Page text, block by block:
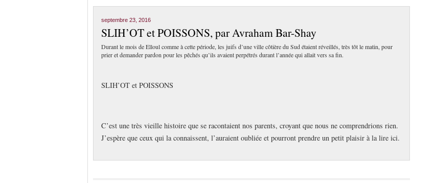
septembre 23, 2016
SLIH’OT et POISSONS, par Avraham Bar-Shay
Durant le mois de Elloul comme à cette période, les juifs d’une ville côtière du Sud étaient réveillés, très tôt le matin, pour
prier et demander pardon pour les pêchés qu’ils avaient perpétrés durant l’année qui allait vers sa fin.
SLIH’OT et POISSONS
C’est une très vieille histoire que se racontaient nos parents, croyant que nous ne comprendrions rien.
J’espère que ceux qui la connaissent, l’auraient oubliée et pourront prendre un petit plaisir à la lire ici.